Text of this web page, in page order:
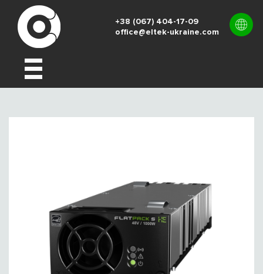
+38 (067) 404-17-09
office@eltek-ukraine.com